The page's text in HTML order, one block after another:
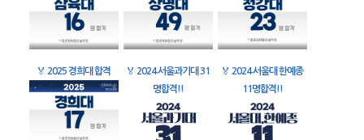
🏅 2025 경희대 합격 🏅 2024 서울과기대 31
명합격!!
🏅 2024 서울대 한예종
11명합격!!